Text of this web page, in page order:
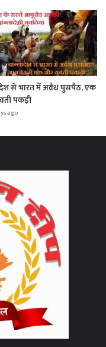
से भारत में अवैध घुसपैठ, एक
पकड़ी
ago